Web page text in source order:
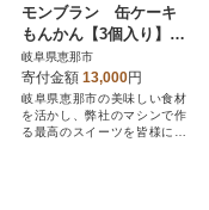
モンブラン 缶ケーキ
もんかん【3個入り】
恵那栗使用
岐阜県恵那市
寄付金額 13,000円
岐阜県恵那市の美味しい食材
を活かし、弊社のマシンで作
る最高のスイーツを皆様にお